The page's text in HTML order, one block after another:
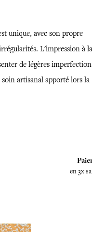
unique, avec son propre
L'impression à la
de légères
artisanal apporté lors la
en 3x